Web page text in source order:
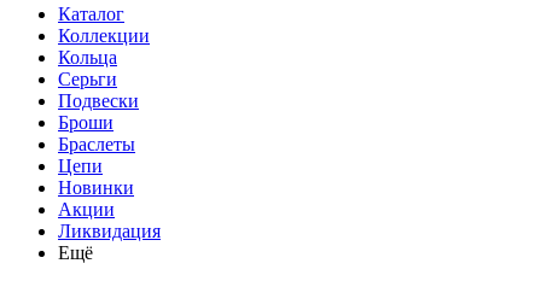
Каталог
Коллекции
Кольца
Серьги
Подвески
Броши
Браслеты
Цепи
Новинки
Акции
Ликвидация
Ещё